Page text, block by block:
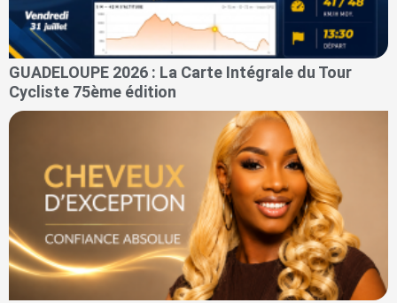
GUADELOUPE 2026 : La Carte Intégrale du Tour
Cycliste 75ème édition